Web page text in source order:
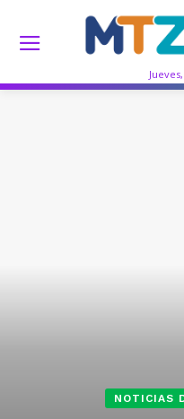
NOTICIAS